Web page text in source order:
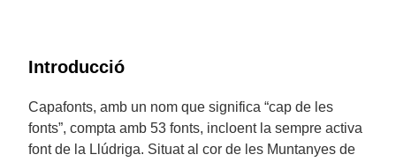
Introducció
Capafonts, amb un nom que significa “cap de les
fonts”, compta amb 53 fonts, incloent la sempre activa
font de la Llúdriga. Situat al cor de les Muntanyes de